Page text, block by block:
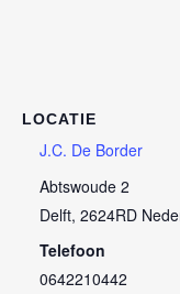
LOCATIE
J.C. De Border
Abtswoude 2
Delft, 2624RD
Telefoon
0642210442